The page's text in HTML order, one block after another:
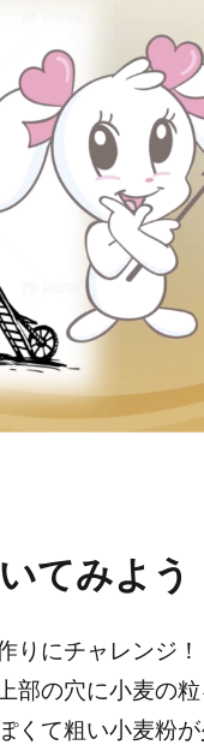
てみよう
りにチャレンジ
部の穴に小麦の
くて粗い小麦粉